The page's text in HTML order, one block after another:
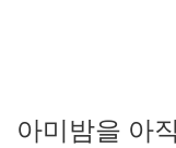
아미밤을 아